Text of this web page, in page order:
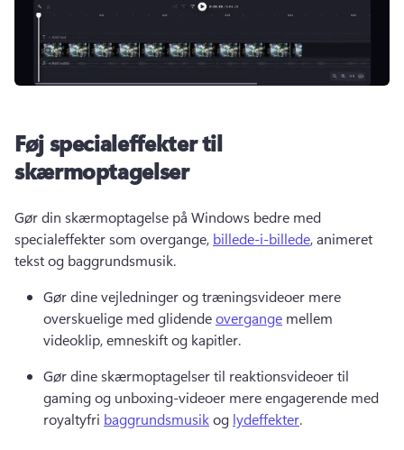
Føj specialeffekter til
skærmoptagelser
Gør din skærmoptagelse på Windows bedre med
specialeffekter som overgange, billede-i-billede, animeret
tekst og baggrundsmusik.
Gør dine vejledninger og træningsvideoer mere
overskuelige med glidende overgange mellem
videoklip, emneskift og kapitler.
Gør dine skærmoptagelser til reaktionsvideoer til
gaming og unboxing-videoer mere engagerende med
royaltyfri baggrundsmusik og lydeffekter.